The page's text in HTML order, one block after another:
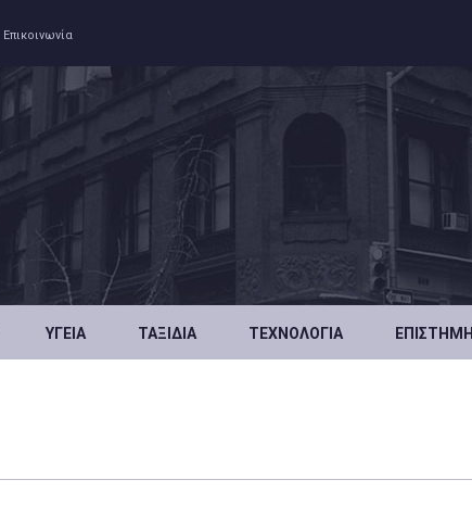
Επικοινωνία
ΥΓΕΊΑ ΤΑΞΊΔΙΑ ΤΕΧΝΟΛΟΓΊΑ ΕΠΙΣΤΉΜΗ